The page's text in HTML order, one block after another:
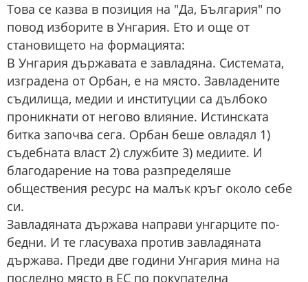
Това се казва в позиция на "Да, България" по
повод изборите в Унгария. Ето и още от
становището на формацията:
В Унгария държавата е завладяна. Системата,
изградена от Орбан, е на място. Завладените
съдилища, медии и институции са дълбоко
проникнати от негово влияние. Истинската
битка започва сега. Орбан беше овладял 1)
съдебната власт 2) службите 3) медиите. И
благодарение на това разпределяше
обществения ресурс на малък кръг около себе
си.
Завладяната държава направи унгарците по-
бедни. И те гласуваха против завладяната
държава. Преди две години Унгария мина на
последно място в ЕС по покупателна